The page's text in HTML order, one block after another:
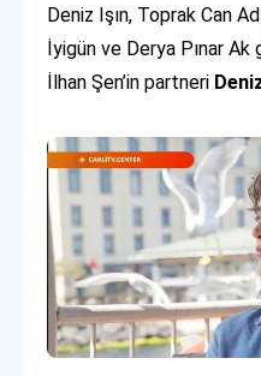
Deniz Işın, Toprak Can
İyigün ve Derya Pınar
İlhan Şen’in partneri